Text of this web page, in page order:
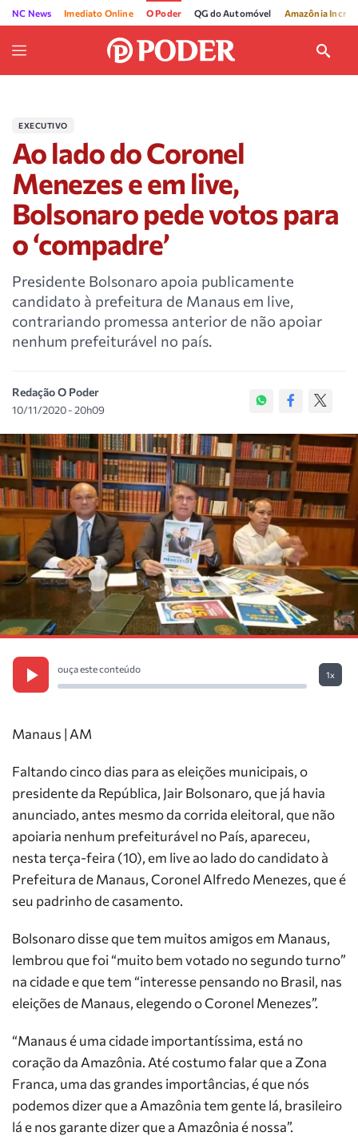
NC News Imediato Online O Poder QG do Automóvel Amazônia
EXECUTIVO
Ao lado do Coronel
Menezes e em live,
Bolsonaro pede votos para
o ‘compadre’
Presidente Bolsonaro apoia publicamente
candidato à prefeitura de Manaus em live,
contrariando promessa anterior de não apoiar
nenhum prefeiturável no país.
Redação O Poder
10/11/2020 - 20h09
ouça este conteúdo
1x
Manaus | AM
Faltando cinco dias para as eleições municipais, o
presidente da República, Jair Bolsonaro, que já havia
anunciado, antes mesmo da corrida eleitoral, que não
apoiaria nenhum prefeiturável no País, apareceu,
nesta terça-feira (10), em live ao lado do candidato à
Prefeitura de Manaus, Coronel Alfredo Menezes, que é
seu padrinho de casamento.
Bolsonaro disse que tem muitos amigos em Manaus,
lembrou que foi “muito bem votado no segundo turno”
na cidade e que tem “interesse pensando no Brasil, nas
eleições de Manaus, elegendo o Coronel Menezes”.
“Manaus é uma cidade importantíssima, está no
coração da Amazônia. Até costumo falar que a Zona
Franca, uma das grandes importâncias, é que nós
podemos dizer que a Amazônia tem gente lá, brasileiro
lá e nos garante dizer que a Amazônia é nossa”.